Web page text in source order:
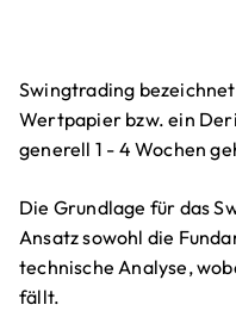
Swingtrading
Wertpapier bzw. ein
generell 1 - 4 Wochen
Die Grundlage für das
Ansatz sowohl die
technische Analyse,
fällt.